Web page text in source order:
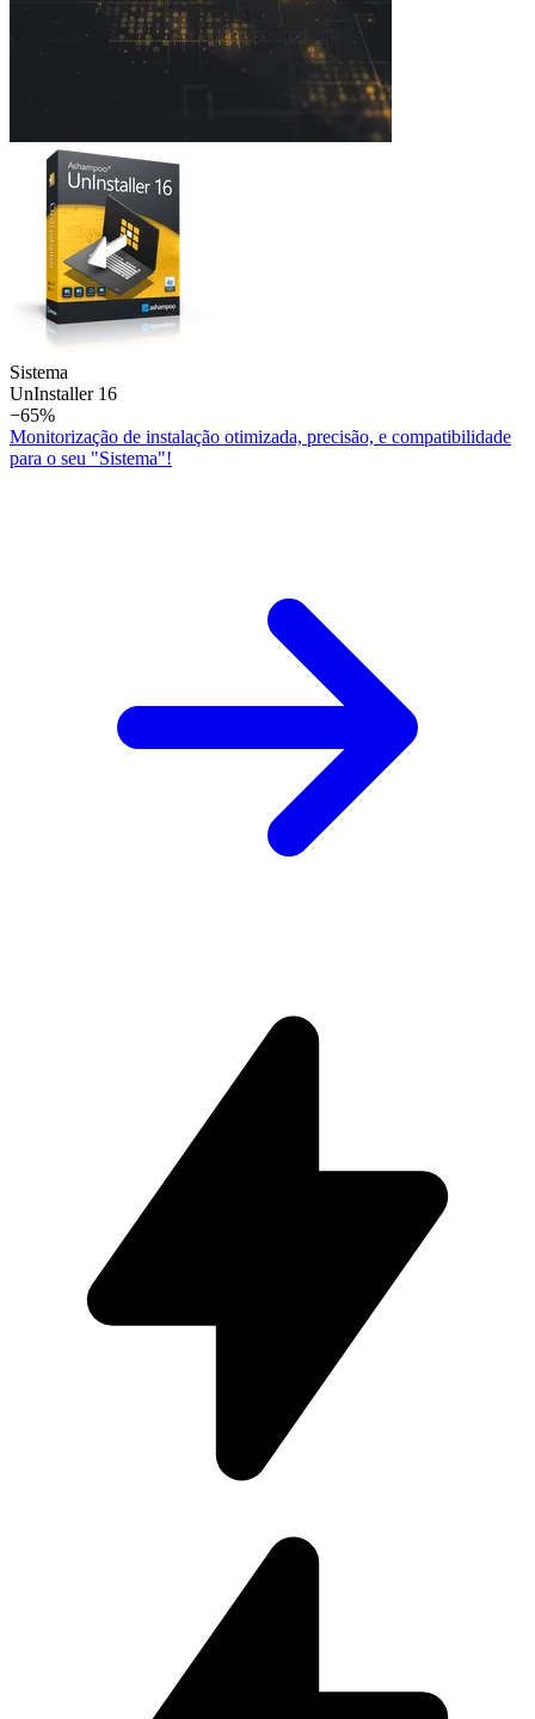
Sistema
Un­Installer 16
−65%
Monitorização de instalação otimizada, precisão, e compatibilidade
para o seu "Sistema"!